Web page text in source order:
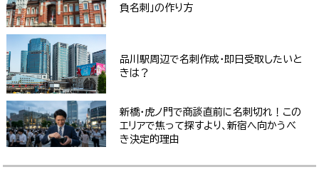
負名刺」の作り方
品川駅周辺で名刺作成・即日受取したいと
きは？
新橋・虎ノ門で商談直前に名刺切れ！この
エリアで焦って探すより、新宿へ向かうべ
き決定的理由